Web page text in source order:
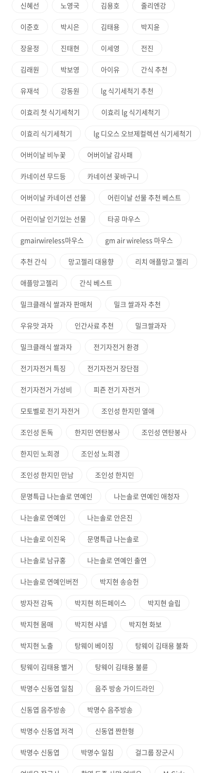
신혜선 노영국 김용호 줄리엔강
이준호 박시은 김태용 박지윤
장윤정 진태현 이세영 전진
김래원 박보영 아이유 간식 추천
유재석 강동원 lg 식기세척기 추천
이효리 첫 식기세척기 이효리 lg 식기세척기
이효리 식기세척기 lg 디오스 오브제컬렉션 식기세척기
어버이날 비누꽃 어버이날 감사패
카네이션 무드등 카네이션 꽃바구니
어버이날 카네이션 선물 어린이날 선물 추천 베스트
어린이날 인기있는 선물 타공 마우스
gmairwireless마우스 gm air wireless 마우스
추천 간식 망고젤리 대용향 리치 애플망고 젤리
애플망고젤리 간식 베스트
밀크클래식 쌀과자 판매처 밀크 쌀과자 추천
우유맛 과자 인간사료 추천 밀크쌀과자
밀크클래식 쌀과자 전기자전거 환경
전기자전거 특징 전기자전거 장단점
전기자전거 가성비 피죤 전기 자전거
모토벨로 전기 자전거 조인성 한지민 열애
조인성 돈독 한지민 연탄봉사 조인성 연탄봉사
한지민 노희경 조인성 노희경
조인성 한지민 만남 조인성 한지민
문명특급 나는솔로 연예인 나는솔로 연예인 애청자
나는솔로 연예인 나는솔로 안은진
나는솔로 이진욱 문명특급 나는솔로
나는솔로 남규홍 나는솔로 연예인 출연
나는솔로 연예인버전 박지현 송승헌
방자전 감독 박지현 히든페이스 박지현 슬립
박지현 몸매 박지현 샤넬 박지현 화보
박지현 노출 탕웨이 베이징 탕웨이 김태용 불화
탕웨이 김태용 별거 탕웨이 김태용 불륜
박명수 신동엽 일침 음주 방송 가이드라인
신동엽 음주방송 박명수 음주방송
박명수 신동엽 저격 신동엽 짠한형
박명수 신동엽 박명수 일침 걸그룹 장군시